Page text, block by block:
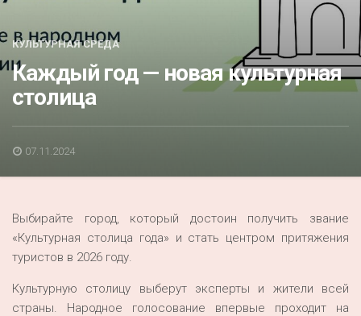
К 70-летию районного Дома культуры
Конкурс
Люди родного края
Перепись — 2020
КУЛЬТУРНАЯ СРЕДА
Каждый год — новая культурная
столица
07.11.2024
Выбирайте город, который достоин получить звание
«Культурная столица года» и стать центром притяжения
туристов в 2026 году.
Культурную столицу выберут эксперты и жители всей
страны. Народное голосование впервые проходит на